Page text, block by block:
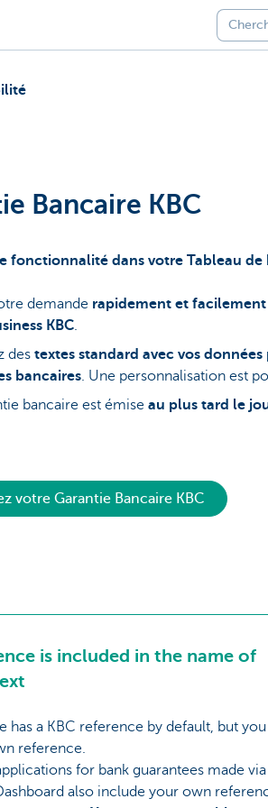
Bancaire KBC
fonctionnalité dans votre Tableau de
demande rapidement et facilement
KBC.
des textes standard avec vos
bancaires. Une personnalisation est
bancaire est émise au plus tard le
votre Garantie Bancaire KBC
is included in the name of
has a KBC reference by default, but you
reference.
for bank guarantees made via
also include your own